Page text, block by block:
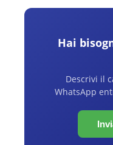
Hai
Descrivi il
WhatsApp